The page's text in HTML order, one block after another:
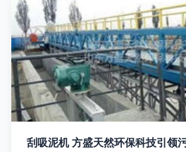
刮吸泥机 方盛天然环保科技引领